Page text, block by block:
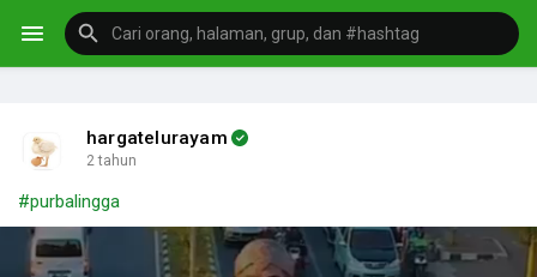
hargatelurayam
2 tahun
#purbalingga